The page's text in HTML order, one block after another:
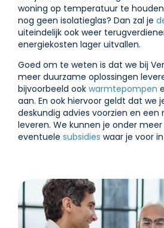
woning op temperatuur te
nog geen isolatieglas? Dan zal je
uiteindelijk ook weer
energiekosten lager uitvallen.
Goed om te weten is dat we bij
meer duurzame oplossingen
bijvoorbeeld ook warmtepompen
aan. En ook hiervoor geldt dat we
deskundig advies voorzien en een
leveren. We kunnen je onder
eventuele subsidies waar je voor